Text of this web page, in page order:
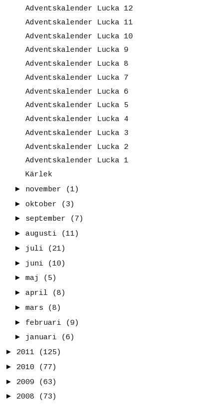
Adventskalender Lucka 12
Adventskalender Lucka 11
Adventskalender Lucka 10
Adventskalender Lucka 9
Adventskalender Lucka 8
Adventskalender Lucka 7
Adventskalender Lucka 6
Adventskalender Lucka 5
Adventskalender Lucka 4
Adventskalender Lucka 3
Adventskalender Lucka 2
Adventskalender Lucka 1
Kärlek
► november
(1)
► oktober
(3)
► september
(7)
► augusti
(11)
► juli
(21)
► juni
(10)
► maj
(5)
► april
(8)
► mars
(8)
► februari
(9)
► januari
(6)
► 2011
(125)
► 2010
(77)
► 2009
(63)
► 2008 (73)